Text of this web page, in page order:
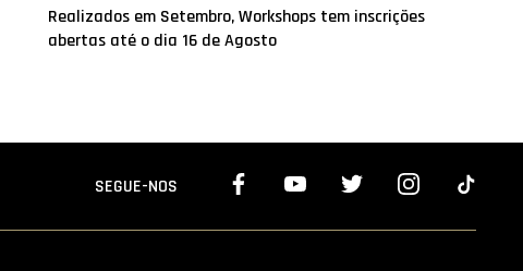
Realizados em Setembro, Workshops tem inscrições
abertas até o dia 16 de Agosto
SEGUE-NOS